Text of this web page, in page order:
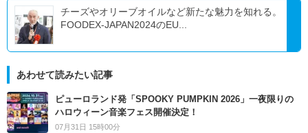
チーズやオリーブオイルなど新たな魅力を知れる。
FOODEX-JAPAN2024のEU...
あわせて読みたい記事
ピューロランド発「SPOOKY PUMPKIN 2026」一夜限りの
ハロウィーン音楽フェス開催決定！
07月31日 15時00分